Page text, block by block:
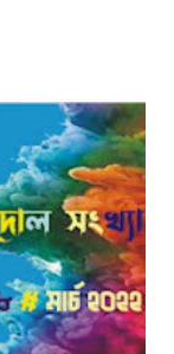
(ছবি দেওয়ার দরকার
সংখ্যা ২০২৬-এর